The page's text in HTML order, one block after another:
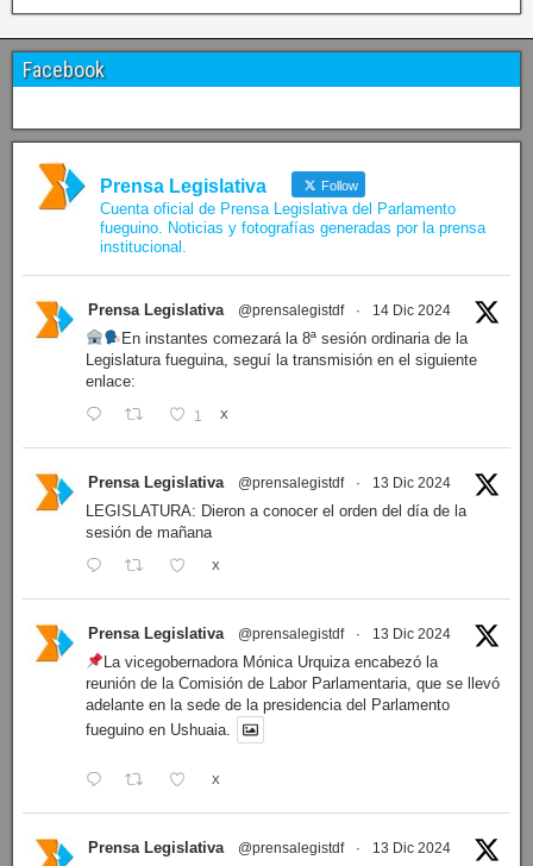
Facebook
Prensa Legislativa Follow
Cuenta oficial de Prensa Legislativa del Parlamento
fueguino. Noticias y fotografías generadas por la prensa
institucional.
Prensa Legislativa @prensalegistdf · 14 Dic 2024
En instantes comezará la 8ª sesión ordinaria de la
Legislatura fueguina, seguí la transmisión en el siguiente
enlace:
1 X
Prensa Legislativa @prensalegistdf · 13 Dic 2024
LEGISLATURA: Dieron a conocer el orden del día de la
sesión de mañana
X
Prensa Legislativa @prensalegistdf · 13 Dic 2024
La vicegobernadora Mónica Urquiza encabezó la
reunión de la Comisión de Labor Parlamentaria, que se llevó
adelante en la sede de la presidencia del Parlamento
fueguino en Ushuaia.
X
Prensa Legislativa @prensalegistdf · 13 Dic 2024